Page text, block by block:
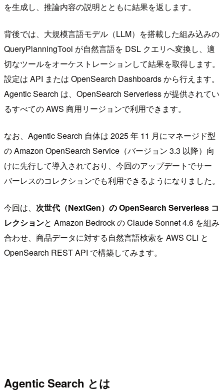
を生成し、推論内容の説明とともに結果を返します。
背後では、大規模言語モデル（LLM）を搭載した組み込みの
QueryPlanningTool が自然言語を DSL クエリへ変換し、適
切なツールをオーケストレーションして結果を取得します。
設定は API または OpenSearch Dashboards から行えます。
Agentic Search は、OpenSearch Serverless が提供されてい
るすべての AWS 商用リージョンで利用できます。
なお、Agentic Search 自体は 2025 年 11 月にマネージド型
の Amazon OpenSearch Service（バージョン 3.3 以降）向
けに先行して導入されており、今回のアップデートでサー
バーレスのコレクションでも利用できるようになりました。
今回は、 次世代（NextGen）の OpenSearch Serverless コ
レクションと Amazon Bedrock の Claude Sonnet 4.6 を組み
合わせ、商品データに対する自然言語検索を AWS CLI と
OpenSearch REST API で構築してみます。
Agentic Search とは